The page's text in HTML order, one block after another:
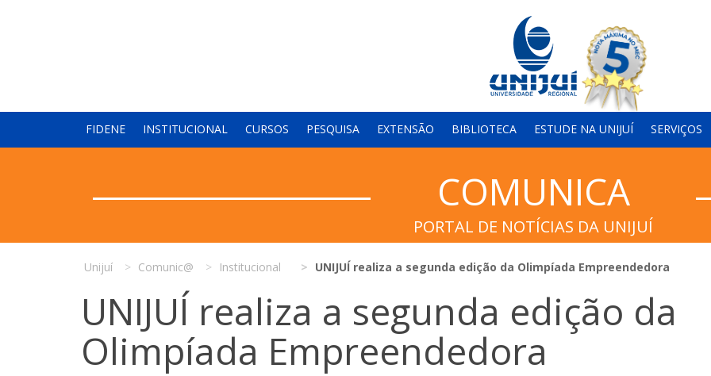
FIDENE INSTITUCIONAL CURSOS PESQUISA EXTENSÃO BIBLIOTECA ESTUDE NA UNIJUÍ SERVIÇOS
COMUNICA
PORTAL DE NOTÍCIAS DA UNIJUÍ
Unijuí Comunic@ Institucional UNIJUÍ realiza a segunda edição da Olimpíada Empreendedora
UNIJUÍ realiza a segunda edição da
Olimpíada Empreendedora